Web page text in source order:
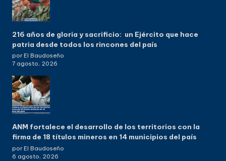
216 años de gloria y sacrificio: un Ejército que hace
patria desde todos los rincones del país
por El Baudoseño
7 agosto, 2026
ANM fortalece el desarrollo de los territorios con la
firma de 18 títulos mineros en 14 municipios del país
por El Baudoseño
6 agosto, 2026